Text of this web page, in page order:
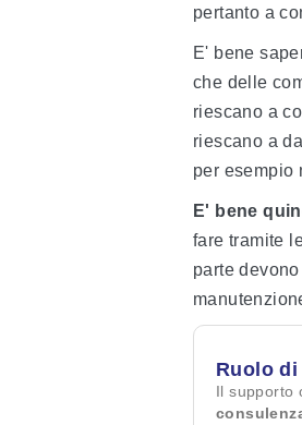
pertanto a
E' bene
che delle
riescano a
riescano a
per esempio
E' bene
fare tramite
parte
Ruolo
Il supporto